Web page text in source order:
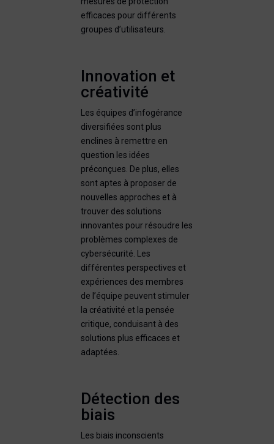
efficaces pour différents
groupes d’utilisateurs.
Innovation et
créativité
Les équipes d’infogérance
diversifiées sont plus
enclines à remettre en
question les idées
préconçues. De plus, elles
sont aptes à proposer de
nouvelles approches et à
trouver des solutions
innovantes pour résoudre les
problèmes complexes de
cybersécurité. Les
différentes perspectives et
expériences des membres
de l’équipe peuvent stimuler
la créativité et la pensée
critique, conduisant à des
solutions plus efficaces et
adaptées.
Détection des
biais
Les biais inconscients